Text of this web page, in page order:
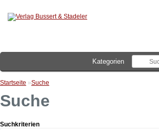
Kategorien
Startseite »Suche
Suche
Suchkriterien